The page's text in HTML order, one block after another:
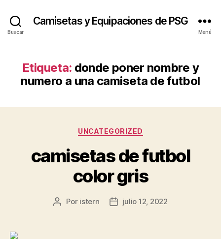
Buscar
Camisetas y Equipaciones de PSG
Menú
Etiqueta: donde poner nombre y
numero a una camiseta de futbol
Categorías
UNCATEGORIZED
camisetas de futbol
color gris
Autor
Por istern
Fechajulio 12, 2022